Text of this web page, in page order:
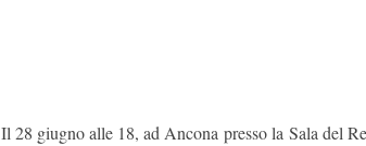
Il 28 giugno alle 18, ad Ancona presso la Sala del